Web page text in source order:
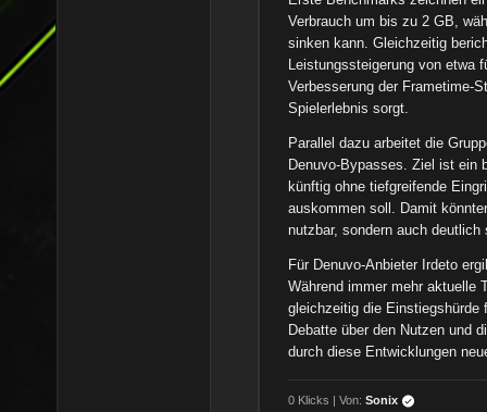
Verbrauch um bis zu 2 GB,
sinken kann. Gleichzeitig
Leistungssteigerung von
Verbesserung der Frametime-
Spielerlebnis sorgt.
Parallel dazu arbeitet die
Denuvo-Bypasses. Ziel ist ein
künftig ohne tiefgreifende
auskommen soll. Damit
nutzbar, sondern auch deutlich
Für Denuvo-Anbieter Irdeto
Während immer mehr aktuelle
gleichzeitig die Einstiegshürde
Debatte über den Nutzen und
durch diese Entwicklungen
0 Klicks | Von:Sonix